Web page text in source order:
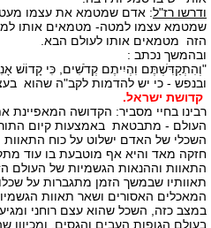
ודרשו רז"ל: אדם שמטמא את עצמו
שמטמא עצמו למטה- מטמאים אותו
הזה מטמאים אותו לעולם הבא.
ובהמשך נכתב :
"וְהִתְקַדִּשְׁתֶּם וִהְיִיתֶם קְדֹשִׁים, כִּי קָדוֹשׁ
ובנפש - כי יש להדמות לקב"ה שהוא
קדושת ישראל.
רבינו בחיי מסביר: הקדושה
העולם - מתבטאת באמצעות קיום
השכלי של האדם ישלוט על כוח
חזקה מאד והיא אף מוטבעת בו עוד
התאוות וההנאות הגשמיות של העולם
תאוותיו שבמשך הזמן מתגברות על
המאכלים האסורים ושאר תאוות
במצב כזה, השכל שהוא עצם רוחני
בעולם הגופות העבים והגסים. ומכיוון